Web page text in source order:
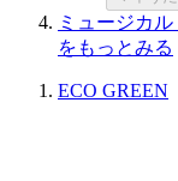
ミュージカ
をもっとみる
ECO GREEN